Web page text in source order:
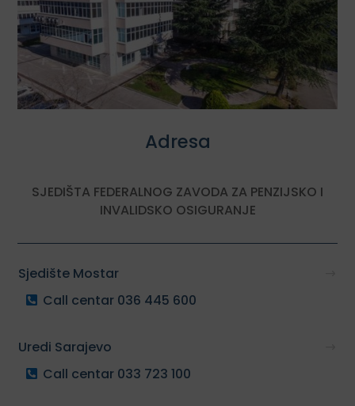
Adresa
SJEDIŠTA FEDERALNOG ZAVODA ZA PENZIJSKO I
INVALIDSKO OSIGURANJE
Sjedište Mostar
Call centar 036 445 600
Uredi Sarajevo
Call centar 033 723 100